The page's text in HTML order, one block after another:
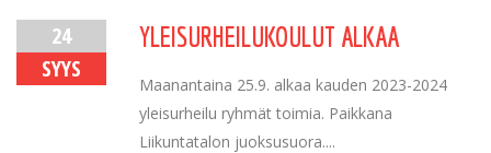
24
SYYS
YLEISURHEILUKOULUT ALKAA
Maanantaina 25.9. alkaa kauden 2023-2024
yleisurheilu ryhmät toimia. Paikkana
Liikuntatalon juoksusuora....